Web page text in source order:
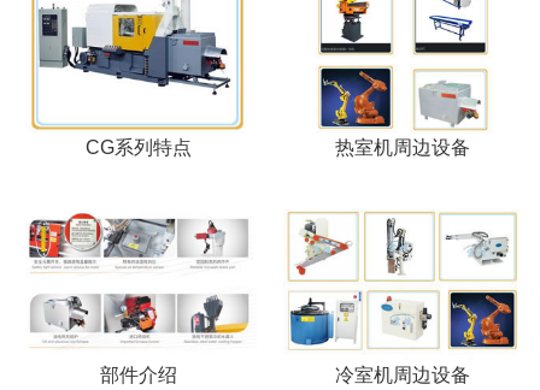
CG系列特点
部件介绍
热室机周边设备
冷室机周边设备